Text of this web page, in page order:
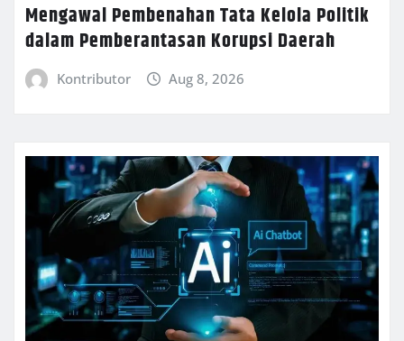
Mengawal Pembenahan Tata Kelola Politik
dalam Pemberantasan Korupsi Daerah
Kontributor Aug 8, 2026